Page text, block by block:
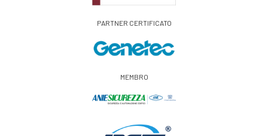
PARTNER CERTIFICATO
MEMBRO